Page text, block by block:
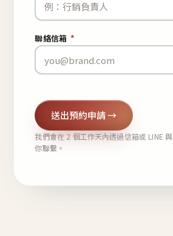
聯絡信箱 *
送出預約申請 →
我們會在 2 個工作天內透過信箱或 LINE 與
你聯繫。